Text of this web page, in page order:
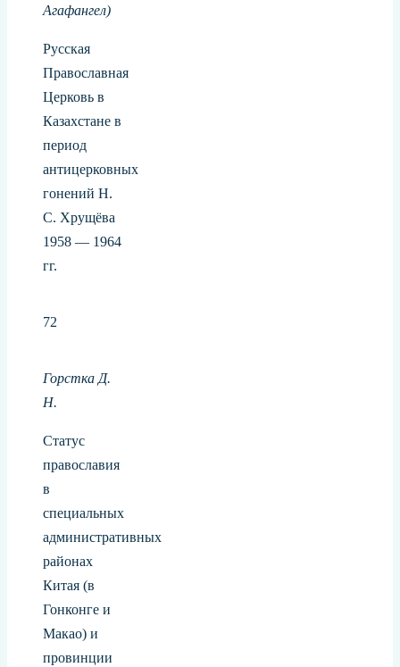
Агафангел)
Русская
Православная
Церковь в
Казахстане в
период
антицерковных
гонений Н.
С. Хрущёва
1958 — 1964
гг.
72
Горстка Д.
Н.
Статус
православия
в
специальных
административных
районах
Китая (в
Гонконге и
Макао) и
провинции